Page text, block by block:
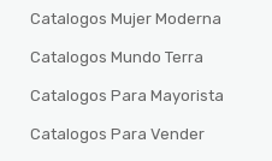
Catalogos Mujer Moderna
Catalogos Mundo Terra
Catalogos Para Mayorista
Catalogos Para Vender